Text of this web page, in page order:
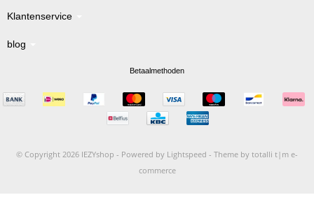
Klantenservice
blog
Betaalmethoden
© Copyright 2026 IEZYshop - Powered by Lightspeed - Theme by totalli t|m e-
commerce